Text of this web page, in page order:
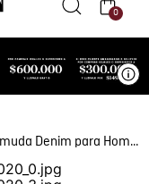
0
Bermuda Denim para Hombre